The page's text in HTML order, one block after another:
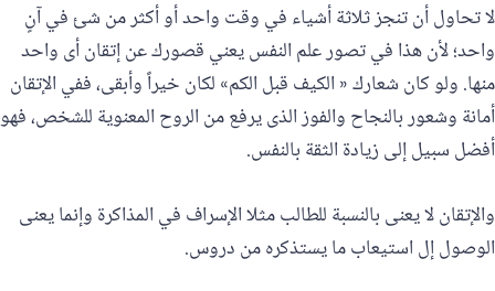
لا تحاول أن تنجز ثلاثة أشياء في وقت واحد أو أكثر من شئ في آنٍ
واحد؛ لأن هذا في تصور علم النفس يعني قصورك عن إتقان أى واحد
منها. ولو كان شعارك « الكيف قبل الكم» لكان خيراً وأبقى، ففي الإتقان
أمانة وشعور بالنجاح والفوز الذى يرفع من الروح المعنوية للشخص، فهو
أفضل سبيل إلى زيادة الثقة بالنفس.
والإتقان لا يعنى بالنسبة للطالب مثلا الإسراف في المذاكرة وإنما يعنى
الوصول إل استيعاب ما يستذكره من دروس.